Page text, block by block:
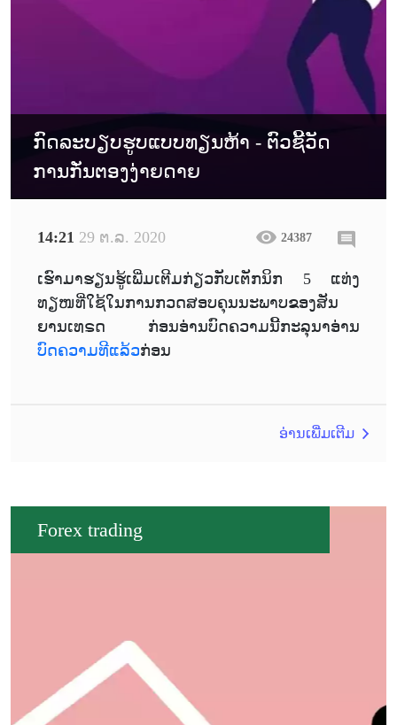
ກົດລະບຽບຮູບແບບທຽນຫ້າ - ຕົວຊີ້ວັດ
ການກັ່ນຕອງງ່າຍດາຍ
14:21 29 ຕ.ລ. 2020 24387
ເຮົາມາຮຽນຮູ້ເພີ່ມເຕີມກ່ຽວກັບເຕັກນິກ 5 ແທ່ງ
ທຽໜທີ່ໃຊ້ໃນການກວດສອບຄຸນນະພາບຂອງສັນ
ຍານເທຣດ ກ່ອນອ່ານບົດຄວາມນີ້ກະລຸນາອ່ານ
ບົດຄວາມທີແລ້ວກ່ອນ
ອ່ານເພີ່ມເຕີມ
Forex trading